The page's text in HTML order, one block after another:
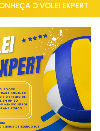
O VOLEI EXPERT